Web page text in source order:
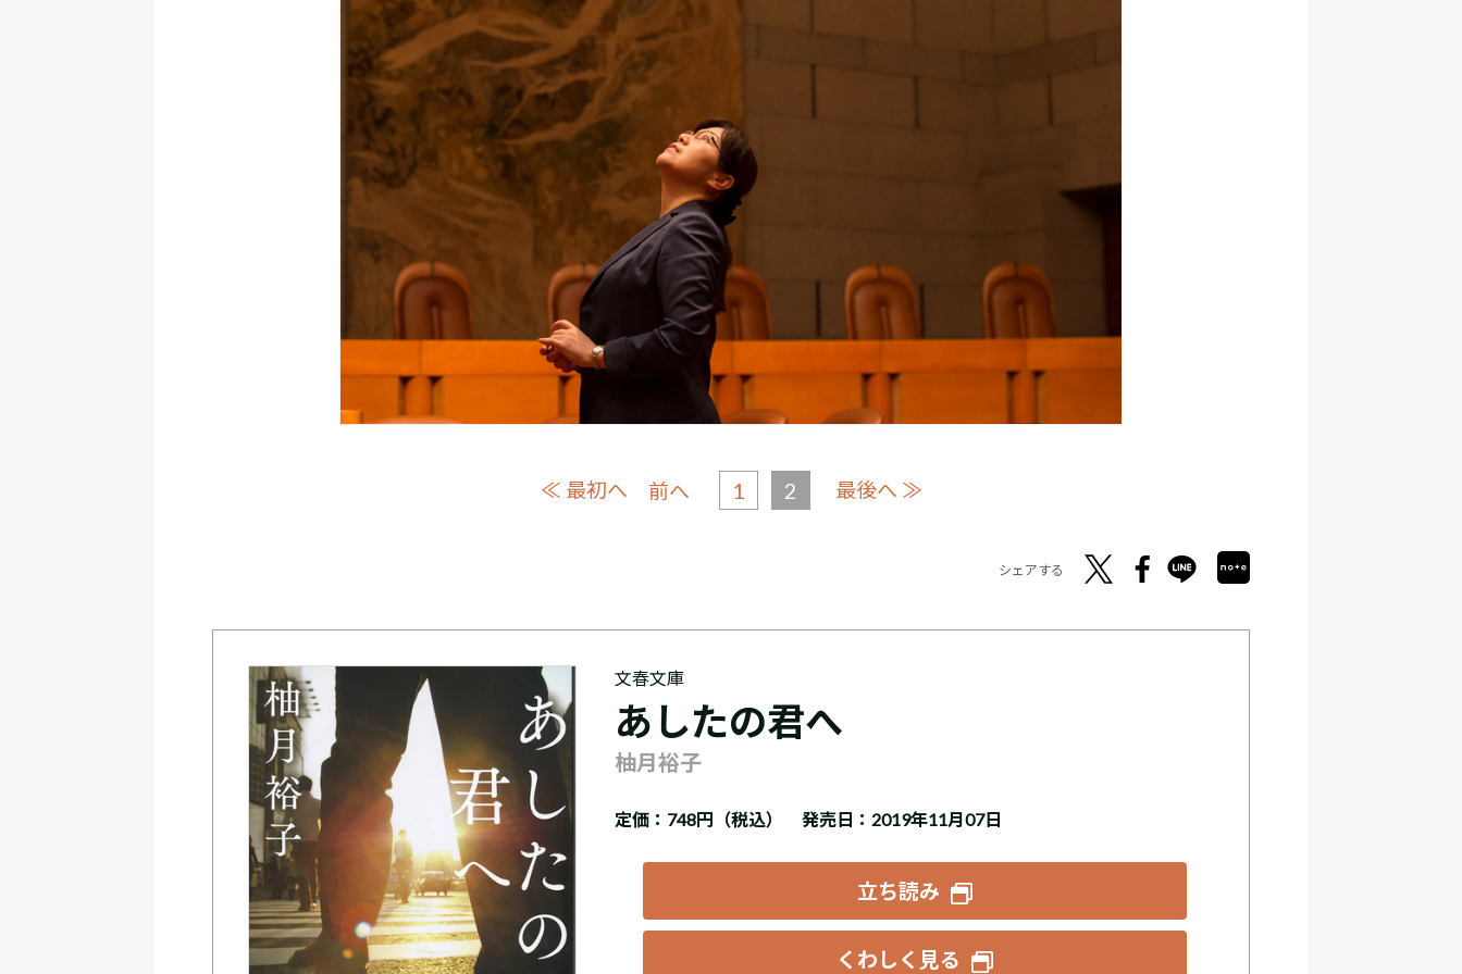
≪ 最初へ 前へ 1 2 最後へ ≫
シェアする
文春文庫
あしたの君へ
柚月裕子
定価： 748円（税込） 発売日：2019年11月07日
立ち読み
くわしく見る